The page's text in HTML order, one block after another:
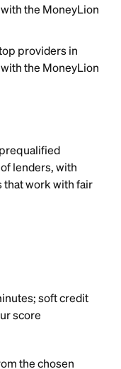
the MoneyLion
providers in
the MoneyLion
lenders, with
that work with fair
soft credit
score
the chosen